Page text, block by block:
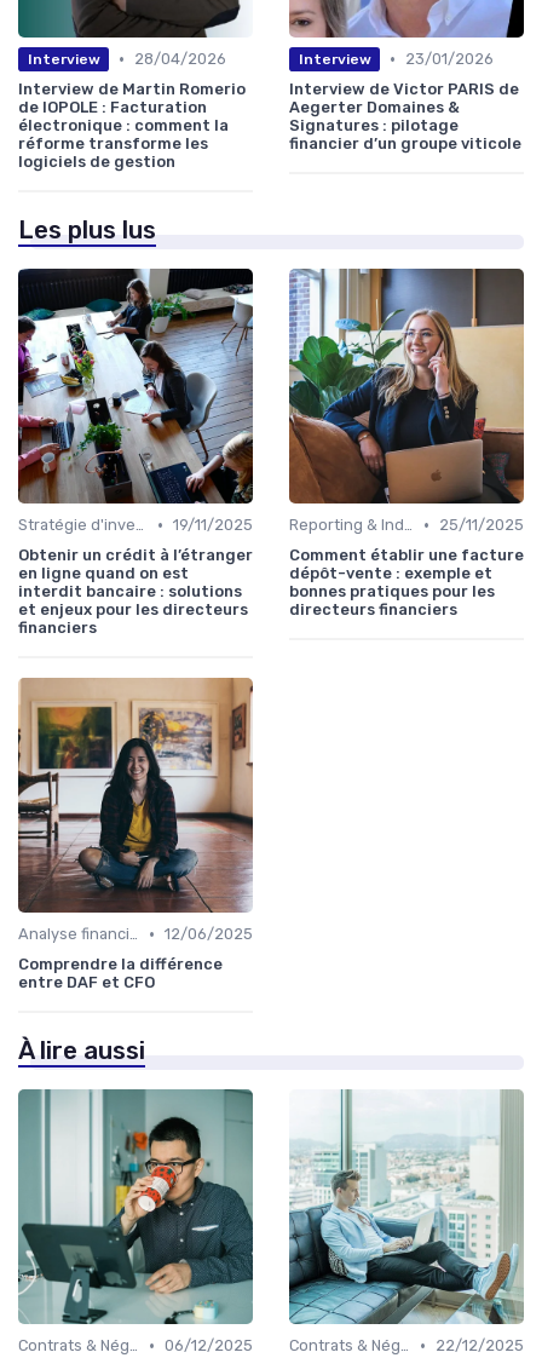
Interview •
28/04/2026
Interview de Martin Romerio
de IOPOLE : Facturation
électronique : comment la
réforme transforme les
logiciels de gestion
Interview •
23/01/2026
Interview de Victor PARIS de
Aegerter Domaines &
Signatures : pilotage
financier d’un groupe viticole
Les plus lus
Stratégie d'investissement • 19/11/2025
Obtenir un crédit à l’étranger
en ligne quand on est
interdit bancaire : solutions
et enjeux pour les directeurs
financiers
Reporting & Indicateurs •
25/11/2025
Comment établir une facture
dépôt-vente : exemple et
bonnes pratiques pour les
directeurs financiers
Analyse financière • 12/06/2025
Comprendre la différence
entre DAF et CFO
À lire aussi
Contrats & Négociations • 06/12/2025
Contrats & Négociations •
22/12/2025